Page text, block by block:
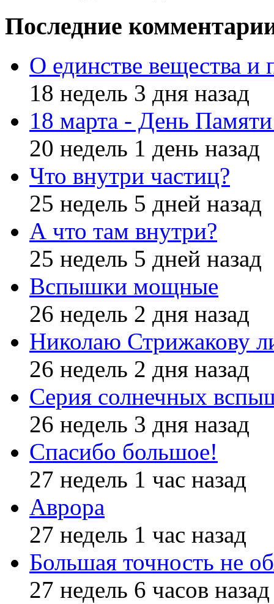
Последние
О единстве вещества и
18 недель 3 дня назад
18 марта - День
20 недель 1 день назад
Что внутри частиц?
25 недель 5 дней назад
А что там внутри?
25 недель 5 дней назад
Вспышки мощные
26 недель 2 дня назад
Николаю Стрижакову
26 недель 2 дня назад
Серия солнечных
26 недель 3 дня назад
Спасибо большое!
27 недель 1 час назад
Аврора
27 недель 1 час назад
Большая точность не
27 недель 6 часов назад